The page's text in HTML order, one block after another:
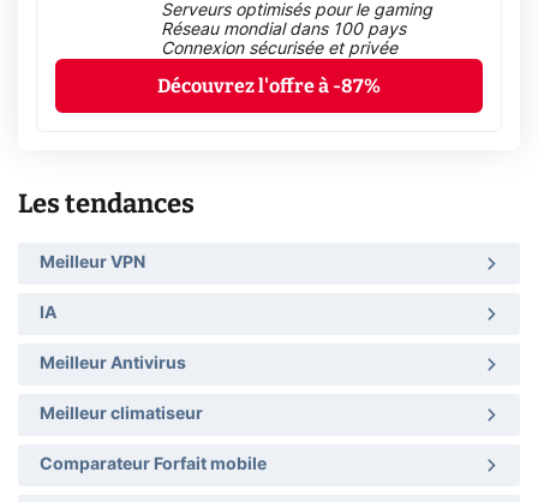
Serveurs optimisés pour le gaming
Réseau mondial dans 100 pays
Connexion sécurisée et privée
Découvrez l'offre à -87%
Les tendances
Meilleur VPN
IA
Meilleur Antivirus
Meilleur climatiseur
Comparateur Forfait mobile